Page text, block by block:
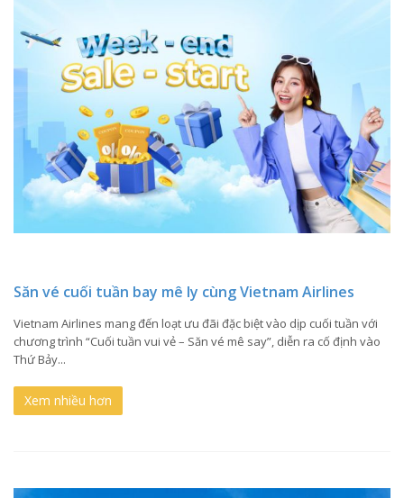
Săn vé cuối tuần bay mê ly cùng Vietnam Airlines
Vietnam Airlines mang đến loạt ưu đãi đặc biệt vào dịp cuối tuần với
chương trình “Cuối tuần vui vẻ – Săn vé mê say”, diễn ra cố định vào
Thứ Bảy...
Xem nhiều hơn